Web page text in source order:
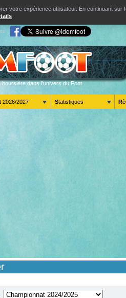
votre expérience utilisateur. En continuant
boursière dans l'univers du Foot
2026/2027 Statistiques